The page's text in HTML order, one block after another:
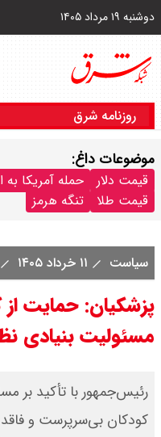
دوشنبه ۱۹ مرداد ۱۴۰۵
روزنامه شرق
موضوعات داغ:
قیمت دلار حمله آمریکا به
قیمت طلا
تنگه هرمز
سیاست ۱۱ خرداد ۱۴۰۵
پزشکیان: حمایت
مسئولیت بنیادی
رئیس‌جمهور با تأکید بر
کودکان بی‌سرپرست و